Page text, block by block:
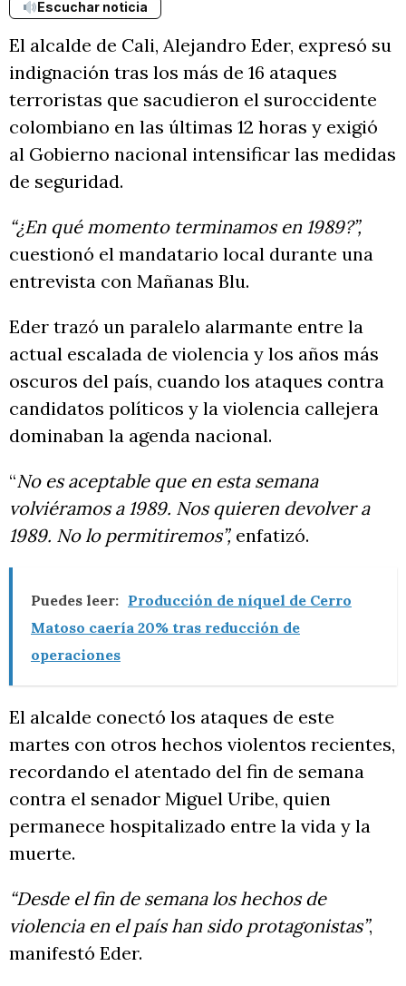
Escuchar noticia
El alcalde de Cali, Alejandro Eder, expresó su
indignación tras los más de 16 ataques
terroristas que sacudieron el suroccidente
colombiano en las últimas 12 horas y exigió
al Gobierno nacional intensificar las medidas
de seguridad.
“¿En qué momento terminamos en 1989?”,
cuestionó el mandatario local durante una
entrevista con Mañanas Blu.
Eder trazó un paralelo alarmante entre la
actual escalada de violencia y los años más
oscuros del país, cuando los ataques contra
candidatos políticos y la violencia callejera
dominaban la agenda nacional.
“No es aceptable que en esta semana
volviéramos a 1989. Nos quieren devolver a
1989. No lo permitiremos”, enfatizó.
Puedes leer: Producción de níquel de Cerro
Matoso caería 20% tras reducción de
operaciones
El alcalde conectó los ataques de este
martes con otros hechos violentos recientes,
recordando el atentado del fin de semana
contra el senador Miguel Uribe, quien
permanece hospitalizado entre la vida y la
muerte.
“Desde el fin de semana los hechos de
violencia en el país han sido protagonistas”,
manifestó Eder.